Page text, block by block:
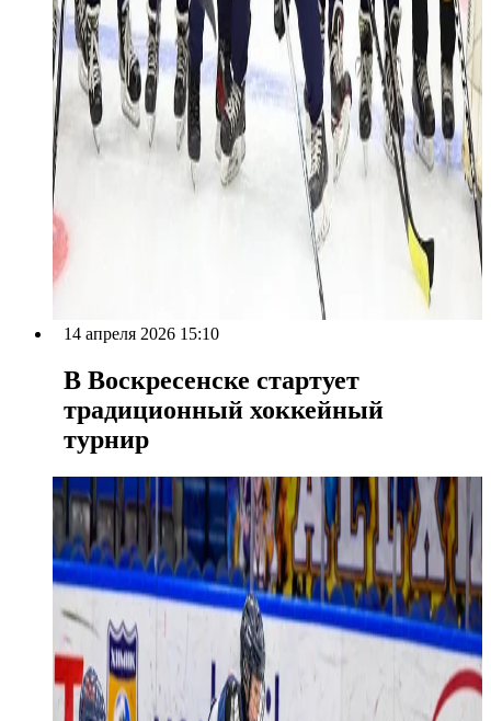
14 апреля 2026 15:10
В Воскресенске стартует
традиционный хоккейный
турнир